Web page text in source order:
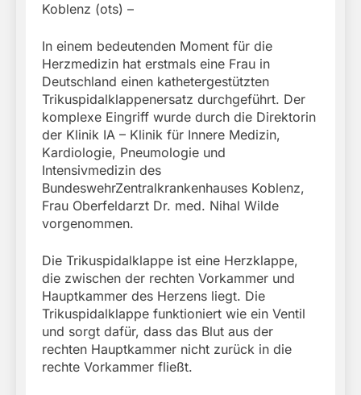
Koblenz (ots) –
In einem bedeutenden Moment für die
Herzmedizin hat erstmals eine Frau in
Deutschland einen kathetergestützten
Trikuspidalklappenersatz durchgeführt. Der
komplexe Eingriff wurde durch die Direktorin
der Klinik IA – Klinik für Innere Medizin,
Kardiologie, Pneumologie und
Intensivmedizin des
BundeswehrZentralkrankenhauses Koblenz,
Frau Oberfeldarzt Dr. med. Nihal Wilde
vorgenommen.
Die Trikuspidalklappe ist eine Herzklappe,
die zwischen der rechten Vorkammer und
Hauptkammer des Herzens liegt. Die
Trikuspidalklappe funktioniert wie ein Ventil
und sorgt dafür, dass das Blut aus der
rechten Hauptkammer nicht zurück in die
rechte Vorkammer fließt.